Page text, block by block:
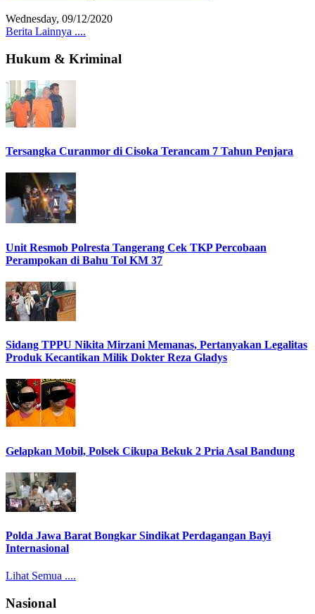
Wednesday, 09/12/2020
Berita Lainnya ....
Hukum & Kriminal
Tersangka Curanmor di Cisoka Terancam 7 Tahun Penjara
Unit Resmob Polresta Tangerang Cek TKP Percobaan
Perampokan di Bahu Tol KM 37
Sidang TPPU Nikita Mirzani Memanas, Pertanyakan Legalitas
Produk Kecantikan Milik Dokter Reza Gladys
Gelapkan Mobil, Polsek Cikupa Bekuk 2 Pria Asal Bandung
Polda Jawa Barat Bongkar Sindikat Perdagangan Bayi
Internasional
Lihat Semua ....
Nasional